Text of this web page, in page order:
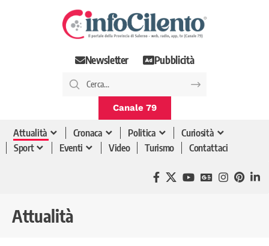
Newsletter Pubblicità
Canale 79
Attualità Cronaca Politica
Curiosità
Sport
Eventi Video Turismo Contattaci
Attualità